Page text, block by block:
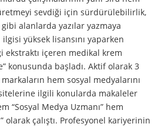
sevdiği için sürdürülebilirlik,
alanlarda yazılar yazmaya
yüksek lisansını yaparken
ekstraktı içeren medikal krem
konusunda başladı. Aktif olarak 3
hem sosyal medyalarını
ilgili konularda makaleler
“Sosyal Medya Uzmanı” hem
olarak çalıştı. Profesyonel kariyerinin